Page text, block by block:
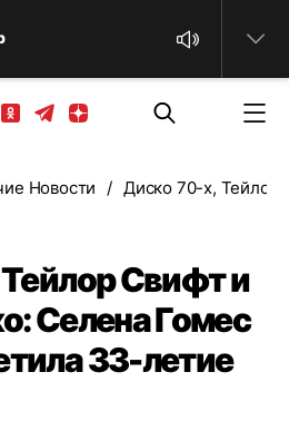
Одноклассники
ТелеграмЯндекс дзен
Новости Диско 70-х, Тейлор
Свифт и
Селена Гомес
33-летие